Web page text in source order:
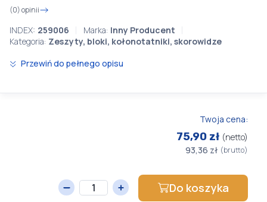
(0) opinii
INDEX: 259006 Marka: Inny Producent
Kategoria: Zeszyty, bloki, kołonotatniki, skorowidze
Przewiń do pełnego opisu
Twoja cena:
75,90 zł (netto)
93,36 zł (brutto)
Do koszyka